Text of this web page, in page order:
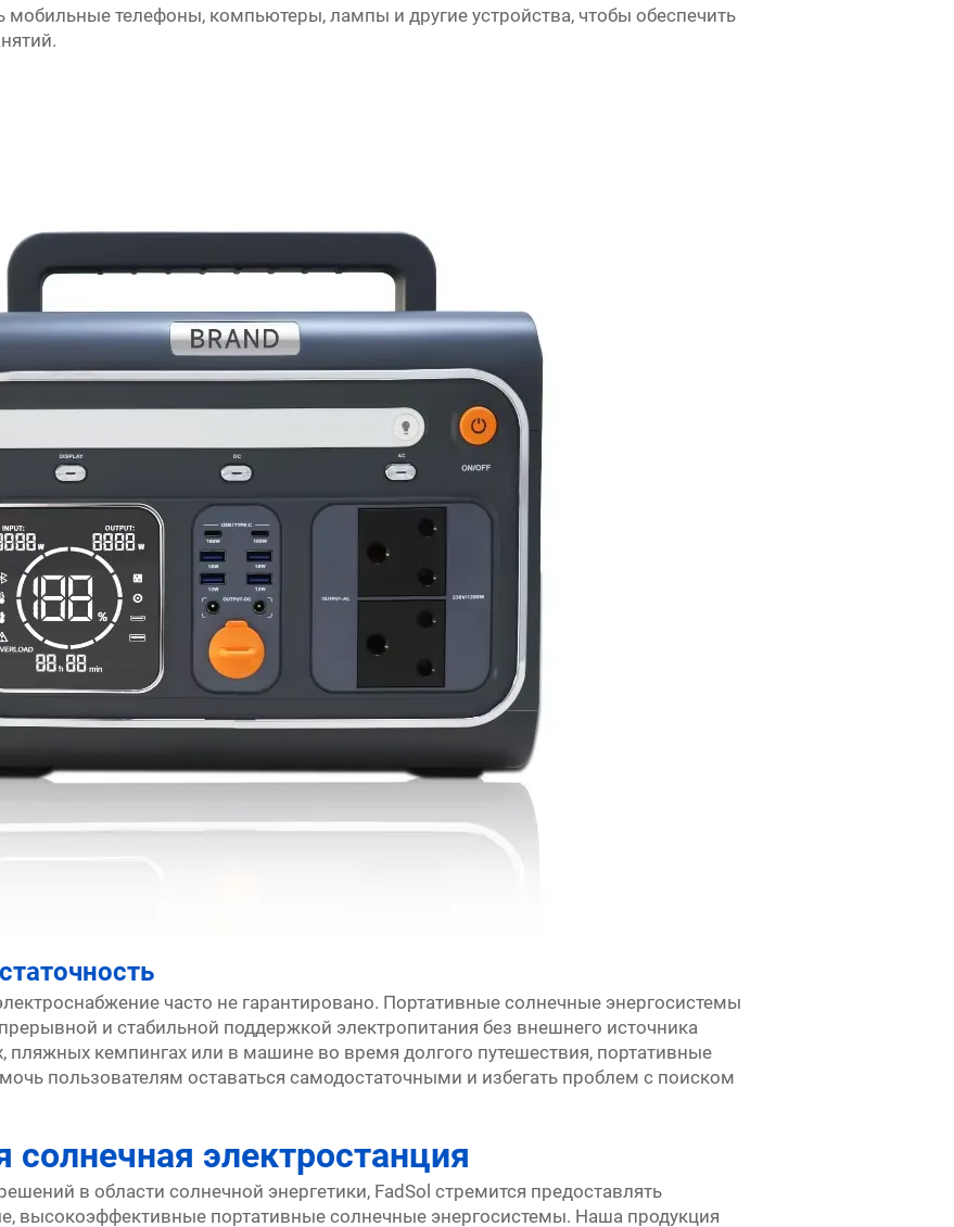
мобильные телефоны, компьютеры, лампы и другие устройства, чтобы обеспечить
часто не гарантировано. Портативные солнечные энергосистемы
и стабильной поддержкой электропитания без внешнего источника
пляжных кемпингах или в машине во время долгого путешествия, портативные
пользователям оставаться самодостаточными и избегать проблем с поиском
солнечная электростанция
в области солнечной энергетики, FadSol стремится предоставлять
высокоэффективные портативные солнечные энергосистемы. Наша продукция